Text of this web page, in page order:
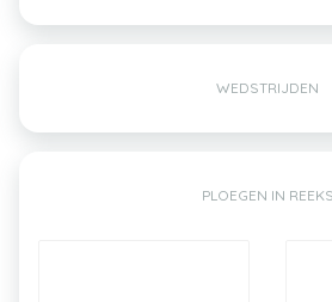
WEDSTRIJDEN
PLOEGEN IN REEKS